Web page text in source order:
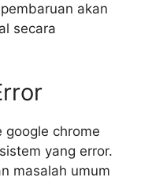
akan
secara
chrome
yang error.
masalah umum